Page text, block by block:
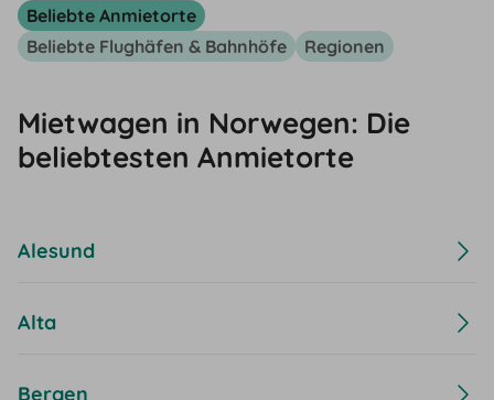
Beliebte Anmietorte
Beliebte Flughäfen & Bahnhöfe
Regionen
Mietwagen in Norwegen: Die
beliebtesten Anmietorte
Alesund
Alta
Bergen